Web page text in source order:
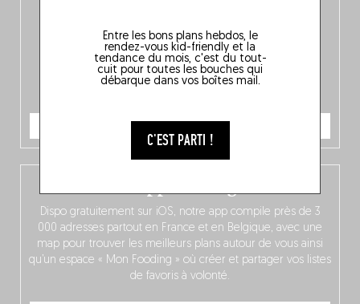
Entre les bons plans hebdos, le
rendez-vous kid-friendly et la
tendance du mois, c'est du tout-
cuit pour toutes les bouches qui
débarque dans vos boîtes mail.
C'EST PARTI !
JE COMMANDE
Dispo gratuitement sur iOS, notre app compile près de 3
000 adresses partout en France et en Belgique, avec une
map pour trouver les meilleurs plans autour de vous ainsi
qu’un espace « Mon Fooding » où créer et partager vos listes
de favoris à volonté.